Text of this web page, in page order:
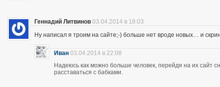
Геннадий Литвинов 03.04.2014 в 18:03
Ну написал я троим на сайте;-) больше нет вроде новых… и
Иван 03.04.2014 в 22:08
Надеюсь как можно больше человек, перейдя на их сайт
расставаться с бабками.